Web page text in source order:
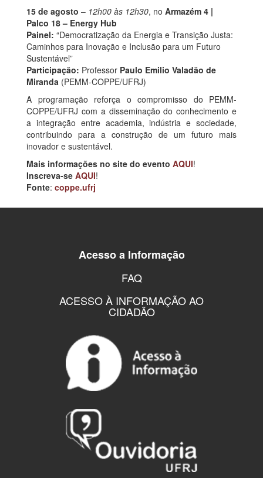
15 de agosto – 12h00 às 12h30, no Armazém 4 |
Palco 18 – Energy Hub
Painel: “Democratização da Energia e Transição Justa:
Caminhos para Inovação e Inclusão para um Futuro
Sustentável”
Participação: Professor Paulo Emilio Valadão de
Miranda (PEMM-COPPE/UFRJ)
A programação reforça o compromisso do PEMM-
COPPE/UFRJ com a disseminação do conhecimento e
a integração entre academia, indústria e sociedade,
contribuindo para a construção de um futuro mais
inovador e sustentável.
Mais informações no site do evento AQUI!
Inscreva-se AQUI!
Fonte: coppe.ufrj
Acesso a Informação
FAQ
ACESSO À INFORMAÇÃO AO
CIDADÃO